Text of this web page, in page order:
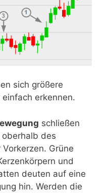
sich größere
erkennen.
schließen
des
Grüne
und
deuten auf eine
hin. Werden die